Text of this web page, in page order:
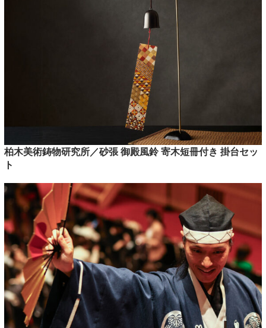
柏木美術鋳物研究所／砂張 御殿風鈴 寄木短冊付き 掛台セッ
ト